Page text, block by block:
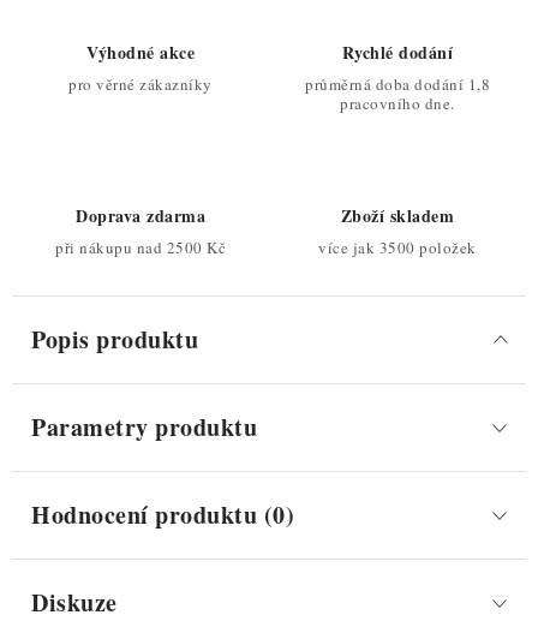
Výhodné akce
pro věrné zákazníky
Rychlé dodání
průměrná doba dodání 1,8
pracovního dne.
Doprava zdarma
při nákupu nad 2500 Kč
Zboží skladem
více jak 3500 položek
Popis produktu
Parametry produktu
Hodnocení produktu (0)
Diskuze